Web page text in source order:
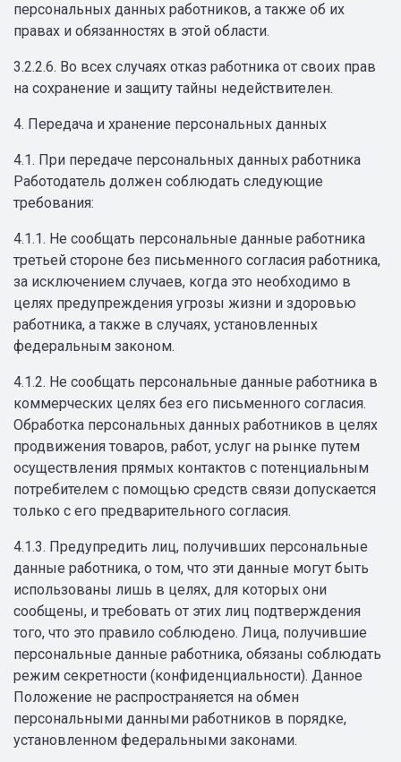
персональных данных работников, а также об их
правах и обязанностях в этой области.
3.2.2.6. Во всех случаях отказ работника от своих прав
на сохранение и защиту тайны недействителен.
4. Передача и хранение персональных данных
4.1. При передаче персональных данных работника
Работодатель должен соблюдать следующие
требования:
4.1.1. Не сообщать персональные данные работника
третьей стороне без письменного согласия работника,
за исключением случаев, когда это необходимо в
целях предупреждения угрозы жизни и здоровью
работника, а также в случаях, установленных
федеральным законом.
4.1.2. Не сообщать персональные данные работника в
коммерческих целях без его письменного согласия.
Обработка персональных данных работников в целях
продвижения товаров, работ, услуг на рынке путем
осуществления прямых контактов с потенциальным
потребителем с помощью средств связи допускается
только с его предварительного согласия.
4.1.3. Предупредить лиц, получивших персональные
данные работника, о том, что эти данные могут быть
использованы лишь в целях, для которых они
сообщены, и требовать от этих лиц подтверждения
того, что это правило соблюдено. Лица, получившие
персональные данные работника, обязаны соблюдать
режим секретности (конфиденциальности). Данное
Положение не распространяется на обмен
персональными данными работников в порядке,
установленном федеральными законами.